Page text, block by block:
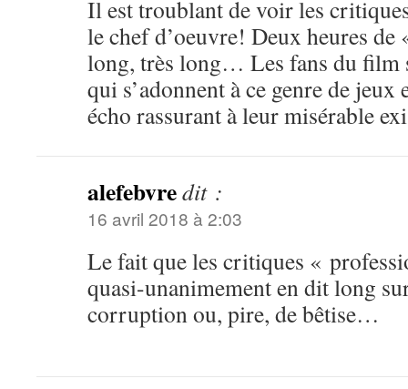
Il est troublant de voir les
le chef d’oeuvre! Deux heures de
long, très long… Les fans du film
qui s’adonnent à ce genre de
écho rassurant à leur misérable
alefebvredit :
16 avril 2018 à 2:03
Le fait que les critiques «
quasi-unanimement en dit long
corruption ou, pire, de bêtise…